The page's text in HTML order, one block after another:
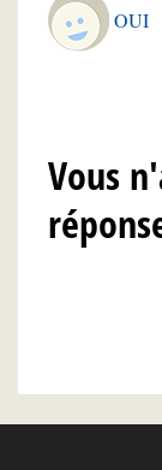
OUI
Vous